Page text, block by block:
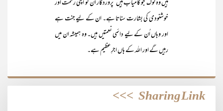
ہیں وہ لوگ جو کامیاب ہیں‘ پروردگار ان کو اپنی رحمت اور
خوشنودی کی بشارت سناتا ہے۔ ان کے لیے جنت ہے
اور وہاں اُن کے لیے دائمی نعمتیں ہیں۔ وہ ہمیشہ ان میں
رہیں گے اور اللہ کے ہاں اجرِعظیم ہے۔
Sharing Link
>>>